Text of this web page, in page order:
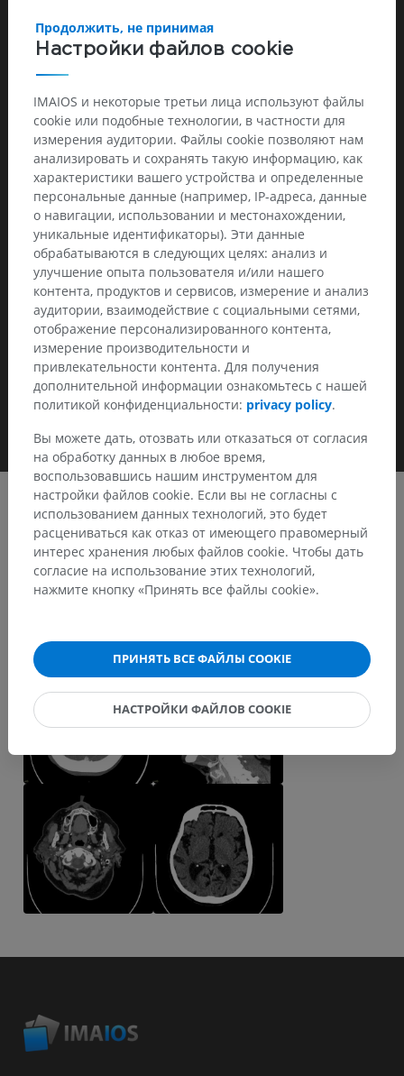
Crâne:
Hyperdensité spontanée à hauteur de l'artère péricalleuse
gauche (flèche bleue, @1.54).
Pas de signes d'ischémie constituée, pas d'autre anomalie
notable.
TSA:
Occlusion de l'artère péricalleuse gauche (@2.256, MIP1). Pas
d'autre anomalie notable.
Au total, AVC du territoire cérébral antérieur gauche par
occlusion de l'artère péricalleuse gauche
Discussion
La patiente a bénéficié d'une thrombolyse qui n'a pas permis
d'amélioration fonctionnelle.
IMADIS groupe
Альбом: Encéphale
Настройки файлов cookie
Продолжить, не принимая
IMAIOS и некоторые третьи лица используют файлы
cookie или подобные технологии, в частности для
измерения аудитории. Файлы cookie позволяют нам
анализировать и сохранять такую информацию, как
характеристики вашего устройства и определенные
персональные данные (например, IP-адреса, данные
о навигации, использовании и местонахождении,
уникальные идентификаторы). Эти данные
обрабатываются в следующих целях: анализ и
улучшение опыта пользователя и/или нашего
контента, продуктов и сервисов, измерение и анализ
аудитории, взаимодействие с социальными сетями,
отображение персонализированного контента,
измерение производительности и
привлекательности контента. Для получения
дополнительной информации ознакомьтесь с нашей
политикой конфиденциальности: privacy policy.
Вы можете дать, отозвать или отказаться от согласия
на обработку данных в любое время,
воспользовавшись нашим инструментом для
настройки файлов cookie. Если вы не согласны с
использованием данных технологий, это будет
расцениваться как отказ от имеющего правомерный
интерес хранения любых файлов cookie. Чтобы дать
согласие на использование этих технологий,
нажмите кнопку «Принять все файлы cookie».
ПРИНЯТЬ ВСЕ ФАЙЛЫ COOKIE
НАСТРОЙКИ ФАЙЛОВ COOKIE